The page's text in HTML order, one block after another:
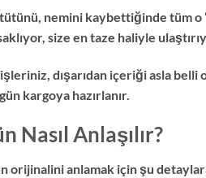
nemini kaybettiğinde tüm o
size en taze haliyle
dışarıdan içeriği asla
kargoya hazırlanır.
Nasıl Anlaşılır?
orijinalini anlamak için şu